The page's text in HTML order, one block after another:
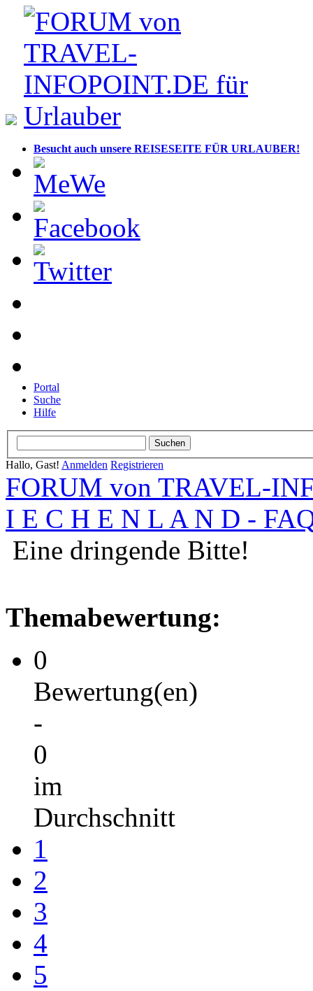
Besucht auch unsere REISESEITE FÜR URLAUBER!
Portal
Suche
Hilfe
Hallo, Gast! Anmelden Registrieren
FORUM von TRAVEL-
I E C H E N L A N D -
Eine dringende Bitte!
Themabewertung:
0
Bewertung(en)
-
0
im
Durchschnitt
1
2
3
4
5